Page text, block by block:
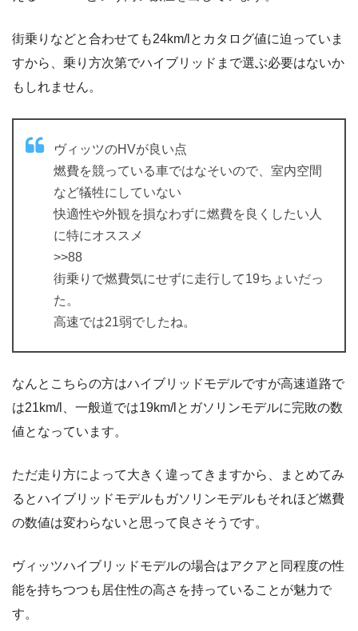
街乗りなどと合わせても24km/lとカタログ値に迫っていま
すから、乗り方次第でハイブリッドまで選ぶ必要はないか
もしれません。
ヴィッツのHVが良い点
燃費を競っている車ではなそいので、室内空間
など犠牲にしていない
快適性や外観を損なわずに燃費を良くしたい人
に特にオススメ
>>88
街乗りで燃費気にせずに走行して19ちょいだっ
た。
高速では21弱でしたね。
なんとこちらの方はハイブリッドモデルですが高速道路で
は21km/l、一般道では19km/lとガソリンモデルに完敗の数
値となっています。
ただ走り方によって大きく違ってきますから、まとめてみ
るとハイブリッドモデルもガソリンモデルもそれほど燃費
の数値は変わらないと思って良さそうです。
ヴィッツハイブリッドモデルの場合はアクアと同程度の性
能を持ちつつも居住性の高さを持っていることが魅力で
す。